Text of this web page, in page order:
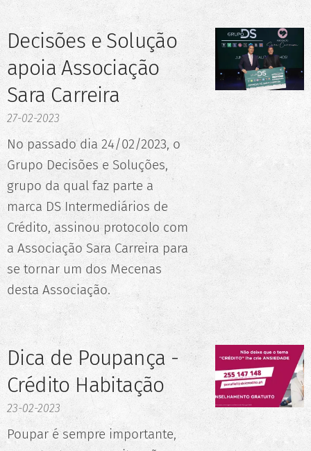
Decisões e Solução
apoia Associação
Sara Carreira
27-02-2023
No passado dia 24/02/2023, o
Grupo Decisões e Soluções,
grupo da qual faz parte a
marca DS Intermediários de
Crédito, assinou protocolo com
a Associação Sara Carreira para
se tornar um dos Mecenas
desta Associação.
Dica de Poupança -
Crédito Habitação
23-02-2023
Poupar é sempre importante,